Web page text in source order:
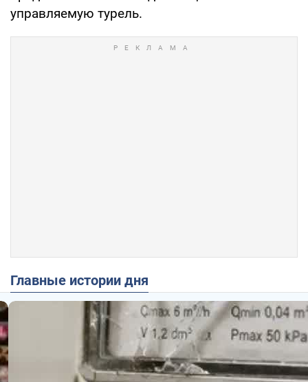
управляемую турель.
Главные истории дня